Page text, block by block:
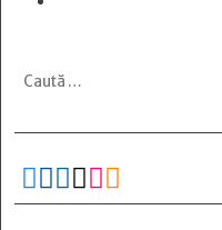
     